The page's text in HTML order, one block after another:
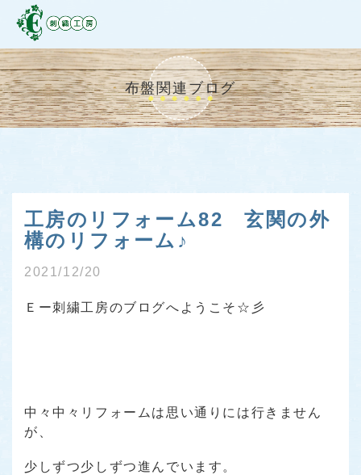
布盤関連ブログ
工房のリフォーム82 玄関の外
構のリフォーム♪
2021/12/20
Ｅー刺繍工房のブログへようこそ☆彡
中々中々リフォームは思い通りには行きません
が、
少しずつ少しずつ進んでいます。